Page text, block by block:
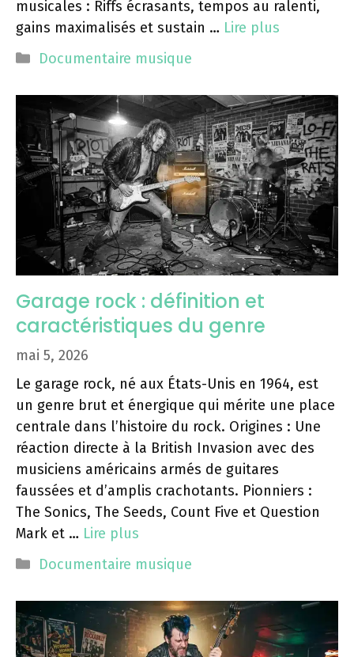
musicales : Riffs écrasants, tempos au ralenti,
gains maximalisés et sustain … Lire plus
Catégories
Documentaire musique
Garage rock : définition et
caractéristiques du genre
mai 5, 2026
Le garage rock, né aux États-Unis en 1964, est
un genre brut et énergique qui mérite une place
centrale dans l’histoire du rock. Origines : Une
réaction directe à la British Invasion avec des
musiciens américains armés de guitares
faussées et d’amplis crachotants. Pionniers :
The Sonics, The Seeds, Count Five et Question
Mark et … Lire plus
Catégories
Documentaire musique